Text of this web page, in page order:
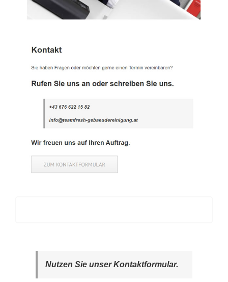
Nutzen Sie unser Kontaktformular.